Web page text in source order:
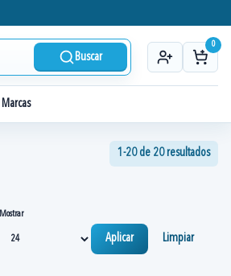
Buscar
0
Marcas
1-20 de 20 resultados
Mostrar
Aplicar Limpiar